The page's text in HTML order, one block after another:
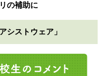
の補助に
シストウェア」